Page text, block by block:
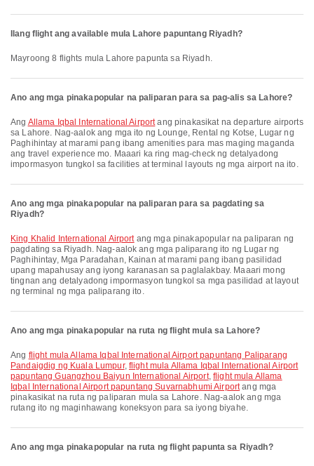
Ilang flight ang available mula Lahore papuntang Riyadh?
Mayroong 8 flights mula Lahore papunta sa Riyadh.
Ano ang mga pinakapopular na paliparan para sa pag-alis sa Lahore?
Ang Allama Iqbal International Airportang pinakasikat na departure airports
sa Lahore. Nag-aalok ang mga ito ng Lounge, Rental ng Kotse, Lugar ng
Paghihintay at marami pang ibang amenities para mas maging maganda
ang travel experience mo. Maaari ka ring mag-check ng detalyadong
impormasyon tungkol sa facilities at terminal layouts ng mga airport na ito.
Ano ang mga pinakapopular na paliparan para sa pagdating sa
Riyadh?
King Khalid International Airportang mga pinakapopular na paliparan ng
pagdating sa Riyadh. Nag-aalok ang mga paliparang ito ng Lugar ng
Paghihintay, Mga Paradahan, Kainan at marami pang ibang pasilidad
upang mapahusay ang iyong karanasan sa paglalakbay. Maaari mong
tingnan ang detalyadong impormasyon tungkol sa mga pasilidad at layout
ng terminal ng mga paliparang ito.
Ano ang mga pinakapopular na ruta ng flight mula sa Lahore?
Ang flight mula Allama Iqbal International Airport papuntang Paliparang
Pandaigdig ng Kuala Lumpur, flight mula Allama Iqbal International Airport
papuntang Guangzhou Baiyun International Airport,flight mula Allama
Iqbal International Airport papuntang Suvarnabhumi Airportang mga
pinakasikat na ruta ng paliparan mula sa Lahore. Nag-aalok ang mga
rutang ito ng maginhawang koneksyon para sa iyong biyahe.
Ano ang mga pinakapopular na ruta ng flight papunta sa Riyadh?